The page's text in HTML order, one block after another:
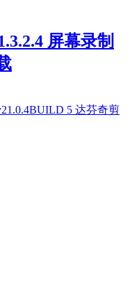
屏幕录制